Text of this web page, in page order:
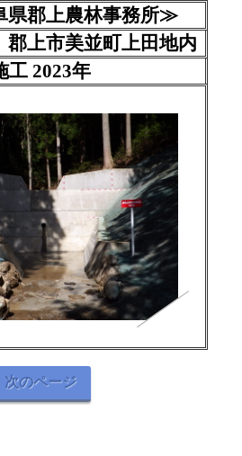
県郡上農林事務所≫
上市美並町上田地内
工 2023年
次のページ